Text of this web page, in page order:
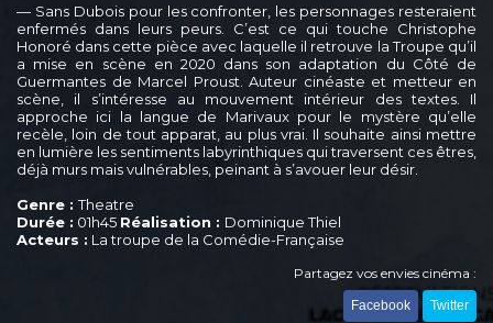
— Sans Dubois pour les confronter, les personnages resteraient
enfermés dans leurs peurs. C’est ce qui touche Christophe
Honoré dans cette pièce avec laquelle il retrouve la Troupe qu’il
a mise en scène en 2020 dans son adaptation du Côté de
Guermantes de Marcel Proust. Auteur cinéaste et metteur en
scène, il s’intéresse au mouvement intérieur des textes. Il
approche ici la langue de Marivaux pour le mystère qu’elle
recèle, loin de tout apparat, au plus vrai. Il souhaite ainsi mettre
en lumière les sentiments labyrinthiques qui traversent ces êtres,
déjà murs mais vulnérables, peinant à s’avouer leur désir.
Genre :Theatre
Durée : 01h45 Réalisation : Dominique Thiel
Acteurs : La troupe de la Comédie-Française
Partagez vos envies cinéma :
Facebook Twitter